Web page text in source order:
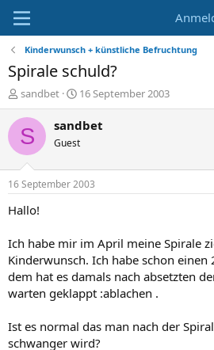
Kinderwunsch + künstliche Befruchtung
Spirale schuld?
E
r
s
t
e
r
sandbet
E
r
s
e
l
t
16 September 2003
S sandbet
Guest
16 September 2003
Hallo!
Ich habe mir im April meine Spirale
Kinderwunsch. Ich habe schon einen
dem hat es damals nach absetzten
warten geklappt :ablachen .
Ist es normal das man nach der
schwanger wird?